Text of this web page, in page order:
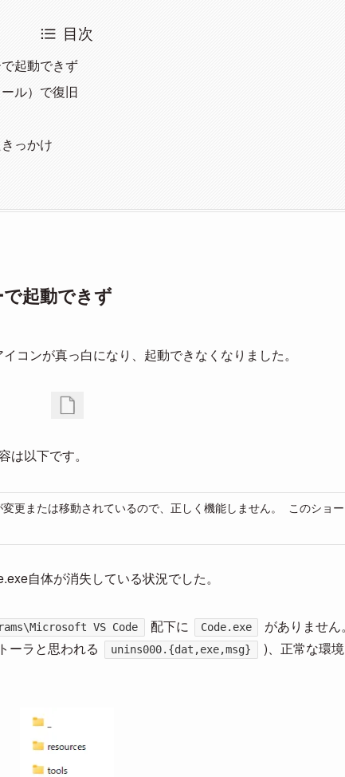
目次
起動できず
ル）で復旧
っかけ
起動できず
コンが真っ白になり、起動できなくなりました。
以下です。
更または移動されているので、正しく機能しません。 このショー
自体が消失している状況でした。
VS Code 配下に Code.exe
がありません
ーラと思われる
unins000.{dat,exe,msg}
)、正常な環